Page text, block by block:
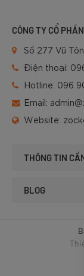
CÔNG TY CỔ
Số 277 Vũ
Điện thoại:
Hotline: 096
Email:
Website:
THÔNG TIN
BLOG